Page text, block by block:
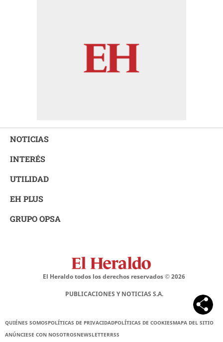
NOTICIAS
INTERÉS
UTILIDAD
EH PLUS
GRUPO OPSA
El Heraldo todos los derechos reservados ©2026
PUBLICACIONES Y NOTICIAS S.A.
QUIÉNES SOMOSPOLÍTICAS DE PRIVACIDADPOLÍTICAS DE COOKIESMAPA DEL SITIO
ANÚNCIESE CON NOSOTROSNEWSLETTERRSS